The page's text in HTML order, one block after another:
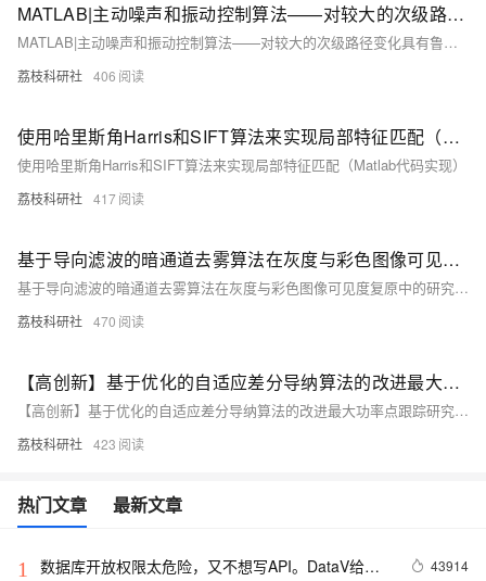
MATLAB|主动噪声和振动控制算法——对较大的次级路径变化具有鲁棒性
MATLAB|主动噪声和振动控制算法——对较大的次级路径变化具有鲁棒性
荔枝科研社 406
使用哈里斯角Harris和SIFT算法来实现局部特征匹配（Matlab代码实现）
使用哈里斯角Harris和SIFT算法来实现局部特征匹配（Matlab代码实现）
荔枝科研社 417
基于导向滤波的暗通道去雾算法在灰度与彩色图像可见度复原中的研究（Matlab代码实现）
基于导向滤波的暗通道去雾算法在灰度与彩色图像可见度复原中的研究（Matlab代码实现）
荔枝科研社 470
【高创新】基于优化的自适应差分导纳算法的改进最大功率点跟踪研究（Matlab代码实现）
【高创新】基于优化的自适应差分导纳算法的改进最大功率点跟踪研究（Matlab代码实现）
荔枝科研社 423
热门文章 最新文章
1
数据库开放权限太危险，又不想写API。DataV给你
43914